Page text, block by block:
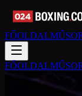
FŐOLDAL
FŐOLDAL